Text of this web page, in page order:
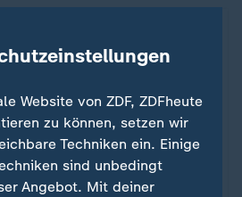
Website von ZDF, ZDFheute
zu können, setzen wir
Techniken ein. Einige
sind unbedingt
Angebot. Mit deiner